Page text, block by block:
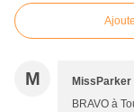
M MissParker
BRAVO à